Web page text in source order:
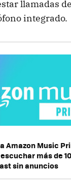
llamadas
integrado.
Amazon Music
más de
sin anuncios